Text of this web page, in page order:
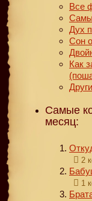
Все
Дух
Сон
Как
Самые
месяц:
2
1